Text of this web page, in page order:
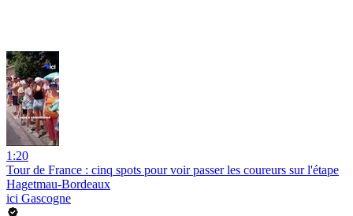
1:20
Tour de France : cinq spots pour voir passer les coureurs sur l'étape
Hagetmau-Bordeaux
ici Gascogne